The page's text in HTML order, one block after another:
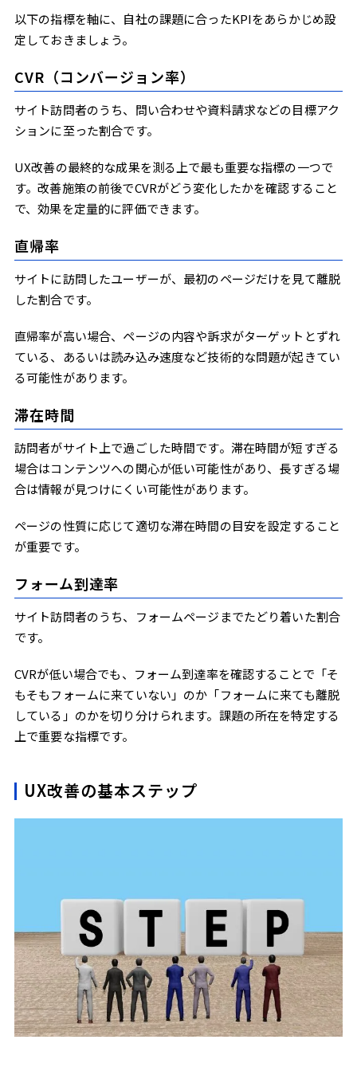
以下の指標を軸に、自社の課題に合ったKPIをあらかじめ設
定しておきましょう。
CVR（コンバージョン率）
サイト訪問者のうち、問い合わせや資料請求などの目標アク
ションに至った割合です。
UX改善の最終的な成果を測る上で最も重要な指標の一つで
す。改善施策の前後でCVRがどう変化したかを確認すること
で、効果を定量的に評価できます。
直帰率
サイトに訪問したユーザーが、最初のページだけを見て離脱
した割合です。
直帰率が高い場合、ページの内容や訴求がターゲットとずれ
ている、あるいは読み込み速度など技術的な問題が起きてい
る可能性があります。
滞在時間
訪問者がサイト上で過ごした時間です。滞在時間が短すぎる
場合はコンテンツへの関心が低い可能性があり、長すぎる場
合は情報が見つけにくい可能性があります。
ページの性質に応じて適切な滞在時間の目安を設定すること
が重要です。
フォーム到達率
サイト訪問者のうち、フォームページまでたどり着いた割合
です。
CVRが低い場合でも、フォーム到達率を確認することで「そ
もそもフォームに来ていない」のか「フォームに来ても離脱
している」のかを切り分けられます。課題の所在を特定する
上で重要な指標です。
UX改善の基本ステップ